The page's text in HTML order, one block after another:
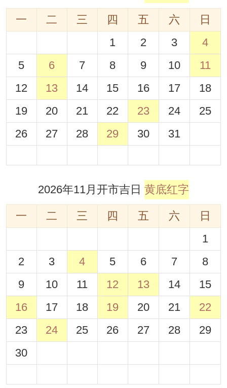
一 二 三 四 五 六
日
1
2 3
4
5
6 7 8 9 10
11
12
13 14 15 16 17
18
19
20 21 22 23 24
25
26
27 28 29 30 31
2026年11月开市吉日 黄底红字
一 二 三 四 五 六
日
1
2
3 4 5 6 7
8
9
10 11 12 13 14
15
16
17 18 19 20 21
22
23
24 25 26 27 28
29
30